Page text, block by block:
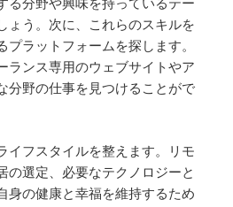
る分野や興味を持っているテー
ょう。次に、これらのスキルを
プラットフォームを探します。
ランス専用のウェブサイトやア
分野の仕事を見つけることがで
イフスタイルを整えます。リモ
の選定、必要なテクノロジーと
身の健康と幸福を維持するため